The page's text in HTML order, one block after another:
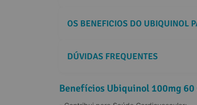
OS BENEFICIOS DO UBIQUINOL
DÚVIDAS FREQUENTES
Benefícios Ubiquinol 100mg 60